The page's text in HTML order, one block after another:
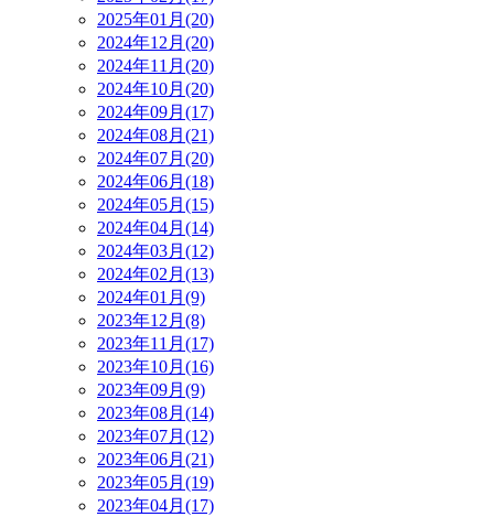
2025年01月(20)
2024年12月(20)
2024年11月(20)
2024年10月(20)
2024年09月(17)
2024年08月(21)
2024年07月(20)
2024年06月(18)
2024年05月(15)
2024年04月(14)
2024年03月(12)
2024年02月(13)
2024年01月(9)
2023年12月(8)
2023年11月(17)
2023年10月(16)
2023年09月(9)
2023年08月(14)
2023年07月(12)
2023年06月(21)
2023年05月(19)
2023年04月(17)